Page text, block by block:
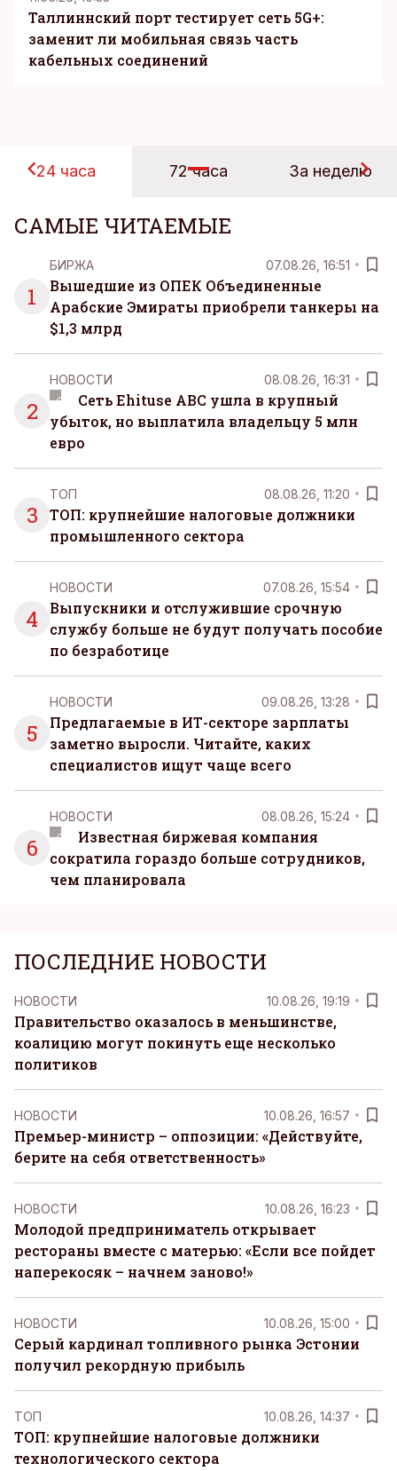
Таллиннский порт тестирует сеть 5G+:
заменит ли мобильная связь часть
кабельных соединений
24 часа 72 часа За неделю
САМЫЕ ЧИТАЕМЫЕ
1
БИРЖА 07.08.26, 16:51
Вышедшие из ОПЕК Объединенные
Арабские Эмираты приобрели танкеры на
$1,3 млрд
2
НОВОСТИ 08.08.26, 16:31
Сеть Ehituse ABC ушла в крупный
убыток, но выплатила владельцу 5 млн
евро
3
ТОП 08.08.26, 11:20
ТОП: крупнейшие налоговые должники
промышленного сектора
4
НОВОСТИ 07.08.26, 15:54
Выпускники и отслужившие срочную
службу больше не будут получать пособие
по безработице
5
НОВОСТИ 09.08.26, 13:28
Предлагаемые в ИТ-секторе зарплаты
заметно выросли. Читайте, каких
специалистов ищут чаще всего
6
НОВОСТИ 08.08.26, 15:24
Известная биржевая компания
сократила гораздо больше сотрудников,
чем планировала
ПОСЛЕДНИЕ НОВОСТИ
НОВОСТИ 10.08.26, 19:19
Правительство оказалось в меньшинстве,
коалицию могут покинуть еще несколько
политиков
НОВОСТИ 10.08.26, 16:57
Премьер-министр – оппозиции: «Действуйте,
берите на себя ответственность»
НОВОСТИ 10.08.26, 16:23
Молодой предприниматель открывает
рестораны вместе с матерью: «Если все пойдет
наперекосяк – начнем заново!»
НОВОСТИ 10.08.26, 15:00
Серый кардинал топливного рынка Эстонии
получил рекордную прибыль
ТОП 10.08.26, 14:37
ТОП: крупнейшие налоговые должники
технологического сектора